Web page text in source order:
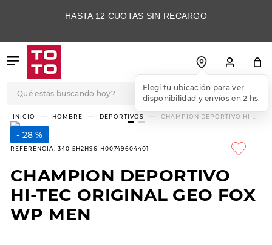
HASTA 12 CUOTAS SIN RECARGO
Elegí tu ubicación para ver
disponibilidad y envíos en 2 hs.
HOMBRE DEPORTIVOS
CHAMPION DEPORTIVO HI-
28 %
REFERENCIA: 340-5H2H96-H00749604401
CHAMPION DEPORTIVO
HI-TEC ORIGINAL GEO FOX
WP MEN
TÉRMINOS MÁS
BUSCADOS
1.
3
skechers slip-ins